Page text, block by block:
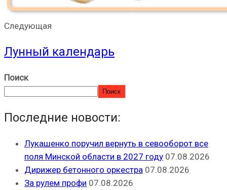
Следующая
Лунный календарь
Поиск
Поиск
Последние новости:
Лукашенко поручил вернуть в севооборот все
поля Минской области в 2027 году 07.08.2026
Дирижер бетонного оркестра 07.08.2026
За рулем профи 07.08.2026